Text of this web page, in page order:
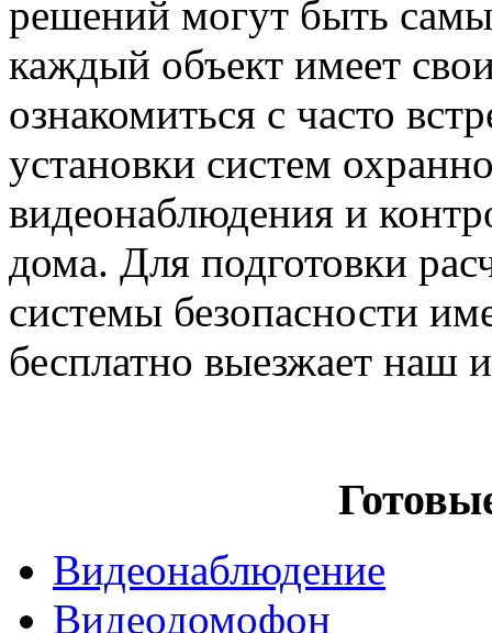
решений могут быть
каждый объект имеет
ознакомиться с часто
установки систем
видеонаблюдения и
дома. Для подготовки
системы безопасности
бесплатно выезжает наш
Видеонаблюдение
Видеодомофон